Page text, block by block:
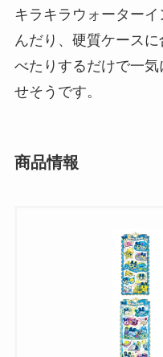
キラキラウォーター
んだり、硬質ケース
べたりするだけで一
せそうです。
商品情報